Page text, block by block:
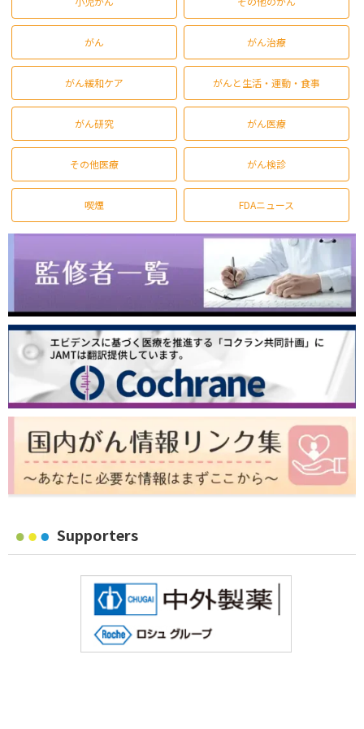
がん がん治療
がん緩和ケア がんと生活・運動・食事
がん研究 がん医療
その他医療 がん検診
喫煙 FDAニュース
Supporters